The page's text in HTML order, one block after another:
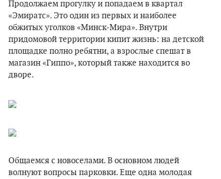
Продолжаем прогулку и попадаем в квартал
«Эмиратс». Это один из первых и наиболее
обжитых уголков «Минск-Мира». Внутри
придомовой территории кипит жизнь: на детской
площадке полно ребятни, а взрослые спешат в
магазин «Гиппо», который также находится во
дворе.
Общаемся с новоселами. В основном людей
волнуют вопросы парковки. Еще одна молодая